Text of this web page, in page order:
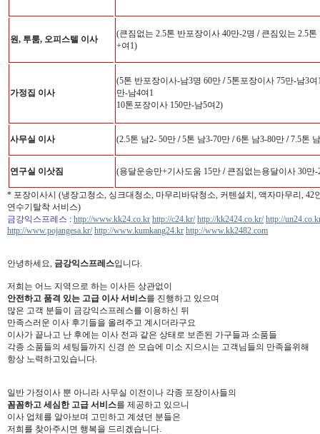
원, 투룸, 오피스텔 이사
(큰짐없는 2.5톤 반포장이사 40만-2명 /큰짐있는 2.5톤
+여1)
가정집 이사
(5톤 반포장이사-남3명 60만 /5톤포장이사 75만-남3여
만-남4여1
10톤포장이사 150만-남5여2)
사무실 이사 (2.5톤 남2- 50만 /5톤 남3-70만 /6톤 남3-80만 /7.5톤
연구실 이삿짐 (용달운송만+기사도움 15만 /큰짐없는용달이사 30만
* 포장이사시 (냉장고청소, 싱크대청소, 마무리바닦청소, 커텐설치, 액자마무리,
연수기탈착 서비스)
금강익스프레스 : http://www.kk24.co.kr http://c24.kr/ http://kk2424.co.kr/ http://
http://www.pojangesa.kr/ http://www.kumkang24.kr http://www.kk2482.com
안녕하세요, 금강익스프레스입니다.
저희는 어느 지역으로 하는 이사든 상관없이
안전하고 품격 있는 고급 이사 서비스를 진행하고 있으며
많은 고객 분들이 금강익스프레스를 이용하신 뒤
만족스러운 이사 후기들을 올려주고 계시더라구요
이사가 끝나고 난 후에는 이사 전과 같은 상태로 보존된 가구들과 소품들
각종 소품들의 세팅들까지 신경 쓴 모습에 미소 지으시는 고객님들의 만족을위해
항상 노력하고있습니다.
일반 가정이사 뿐 아니라 사무실 이전이나 각종 포장이사들의
꼼꼼하고 세심한 고급 서비스를 제공하고 있으니
이사 업체를 알아보며 고민하고 계셨던 분들은
저희를 찾아주시면 행복을 드리겠습니다.